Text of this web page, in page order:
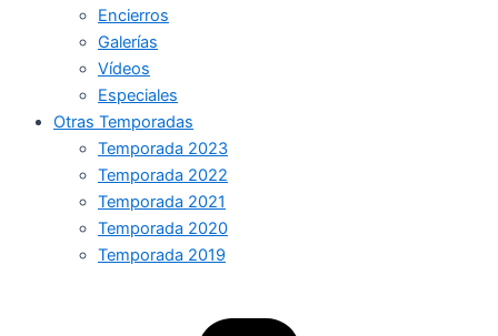
Encierros
Galerías
Vídeos
Especiales
Otras Temporadas
Temporada 2023
Temporada 2022
Temporada 2021
Temporada 2020
Temporada 2019